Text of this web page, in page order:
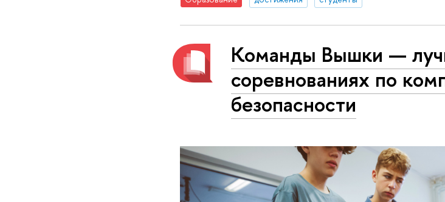
Команды Вышки —
соревнованиях по
безопасности